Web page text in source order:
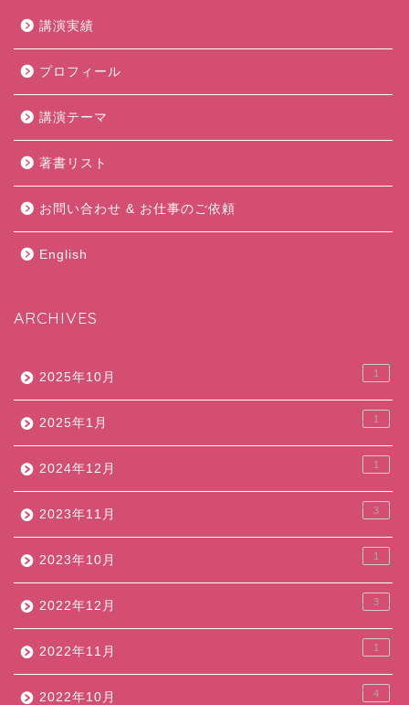
講演実績
プロフィール
講演テーマ
著書リスト
お問い合わせ & お仕事のご依頼
English
ARCHIVES
2025年10月 1
2025年1月 1
2024年12月 1
2023年11月 3
2023年10月 1
2022年12月 3
2022年11月 1
2022年10月 4